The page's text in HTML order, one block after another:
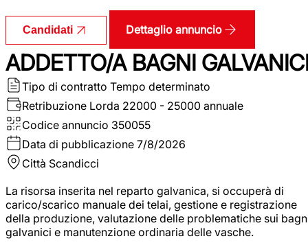
Candidati Dettaglio annuncio
ADDETTO/A BAGNI
Tipo di contratto Tempo determinato
Retribuzione Lorda 22000 - 25000 annuale
Codice annuncio 350055
Data di pubblicazione 7/8/2026
Città Scandicci
La risorsa inserita nel reparto galvanica, si occuperà di
carico/scarico manuale dei telai, gestione e registrazione
della produzione, valutazione delle problematiche sui
galvanici e manutenzione ordinaria delle vasche.